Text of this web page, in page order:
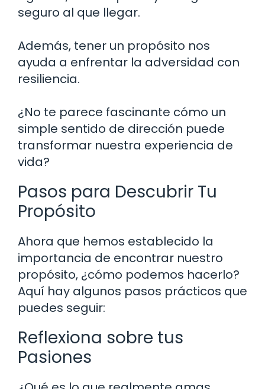
seguro al que llegar.
Además, tener un propósito nos
ayuda a enfrentar la adversidad con
resiliencia.
¿No te parece fascinante cómo un
simple sentido de dirección puede
transformar nuestra experiencia de
vida?
Pasos para Descubrir Tu
Propósito
Ahora que hemos establecido la
importancia de encontrar nuestro
propósito, ¿cómo podemos hacerlo?
Aquí hay algunos pasos prácticos que
puedes seguir:
Reflexiona sobre tus
Pasiones